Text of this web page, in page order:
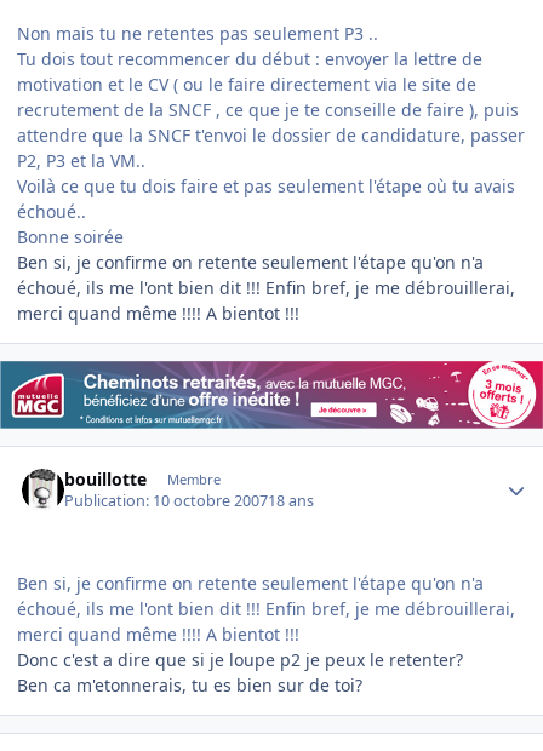
Non mais tu ne retentes pas seulement P3 ..
Tu dois tout recommencer du début : envoyer la lettre de
motivation et le CV ( ou le faire directement via le site de
recrutement de la SNCF , ce que je te conseille de faire ), puis
attendre que la SNCF t'envoi le dossier de candidature, passer
P2, P3 et la VM..
Voilà ce que tu dois faire et pas seulement l'étape où tu avais
échoué..
Bonne soirée
Ben si, je confirme on retente seulement l'étape qu'on n'a
échoué, ils me l'ont bien dit !!! Enfin bref, je me débrouillerai,
merci quand même !!!! A bientot !!!
bouillotte Membre
Publication: 10 octobre 200718 ans
Ben si, je confirme on retente seulement l'étape qu'on n'a
échoué, ils me l'ont bien dit !!! Enfin bref, je me débrouillerai,
merci quand même !!!! A bientot !!!
Donc c'est a dire que si je loupe p2 je peux le retenter?
Ben ca m'etonnerais, tu es bien sur de toi?